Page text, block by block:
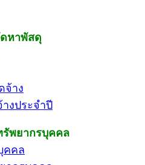
หาพัสดุ
จ้าง
งประจำปี
พยากรบุคคล
คคล